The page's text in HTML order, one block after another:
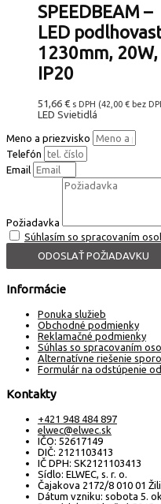
SPEEDBEAM –
LED
1230mm, 20W,
IP20
51,66 € s DPH (42,00 € bez
LED Svietidlá
Meno a priezvisko
Telefón
Email
Požiadavka
Súhlasím so spracovaním
ODOSLAŤ POŽIADAVKU
Informácie
Ponuka služieb
Obchodné podmienky
Reklamačné podmienky
Súhlas so spracovaním
Alternatívne riešenie
Formulár na odstúpenie
Kontakty
+421 948 484 897
elwec@elwec.sk
IČO: 52617149
DIČ: 2121103413
IČ DPH: SK2121103413
Sídlo: ELWEC, s. r. o.
Čajakova 2172/8 010 01
Dátum vzniku: sobota 5.